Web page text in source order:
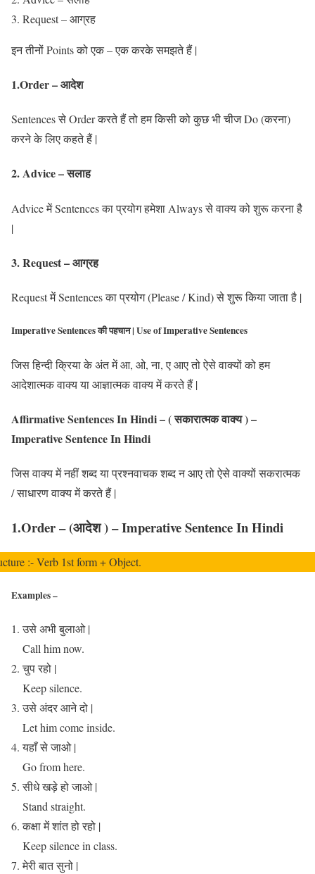
Request – आग्रह
इन तीनों Points को एक – एक करके समझते हैं |
1.Order – आदेश
Sentences से Order करते हैं तो हम किसी को कुछ भी चीज Do (करना)
करने के लिए कहते हैं |
2‍. Advice – सलाह
Advice में Sentences का प्रयोग हमेशा Always से वाक्य को शुरू करना है
|
3. Request – आग्रह
Request में Sentences का प्रयोग (Please / Kind) से शुरू किया जाता है |
Imperative Sentences की पहचान | Use of Imperative Sentences
जिस हिन्दी क्रिया के अंत में आ, ओ, ना, ए आए तो ऐसे वाक्यों को हम
आदेशात्मक वाक्य या आज्ञात्मक वाक्य में करते हैं |
Affirmative Sentences In Hindi – ( सकारात्मक वाक्य ) –
Imperative Sentence In Hindi
जिस वाक्य में नहीं शब्द या प्रश्नवाचक शब्द न आए तो ऐसे वाक्यों सकरात्मक
/ साधारण वाक्य में करते हैं |
1.Order – (आदेश ) – Imperative Sentence In Hindi
:- Verb 1st form + Object.
Examples –
उसे अभी बुलाओ |
Call him now.
चुप रहो |
Keep silence.
उसे अंदर आने दो |
Let him come inside.
यहाँ से जाओ |
Go from here.
सीधे खड़े हो जाओ |
Stand straight.
कक्षा में शांत हो रहो |
Keep silence in class.
मेरी बात सुनो |